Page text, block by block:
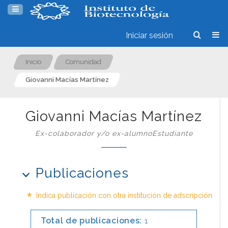
Iniciar sesión
Inicio Comunidad
Giovanni Macías Martínez
Giovanni Macías Martínez
Ex-colaborador y/o ex-alumnoEstudiante
Publicaciones
* Indica publicación con otra institución de adscripción
Total de publicaciones: 1